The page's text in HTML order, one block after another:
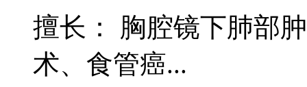
擅长： 胸腔镜下肺部
术、食管癌...